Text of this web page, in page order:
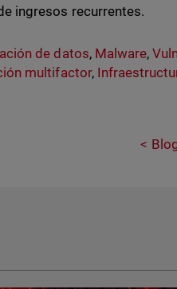
ingresos recurrentes.
de datos, Malware,
multifactor,